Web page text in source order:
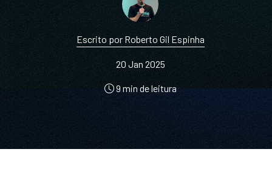
Escrito por Roberto Gil Espinha
20 Jan 2025
9 min de leitura